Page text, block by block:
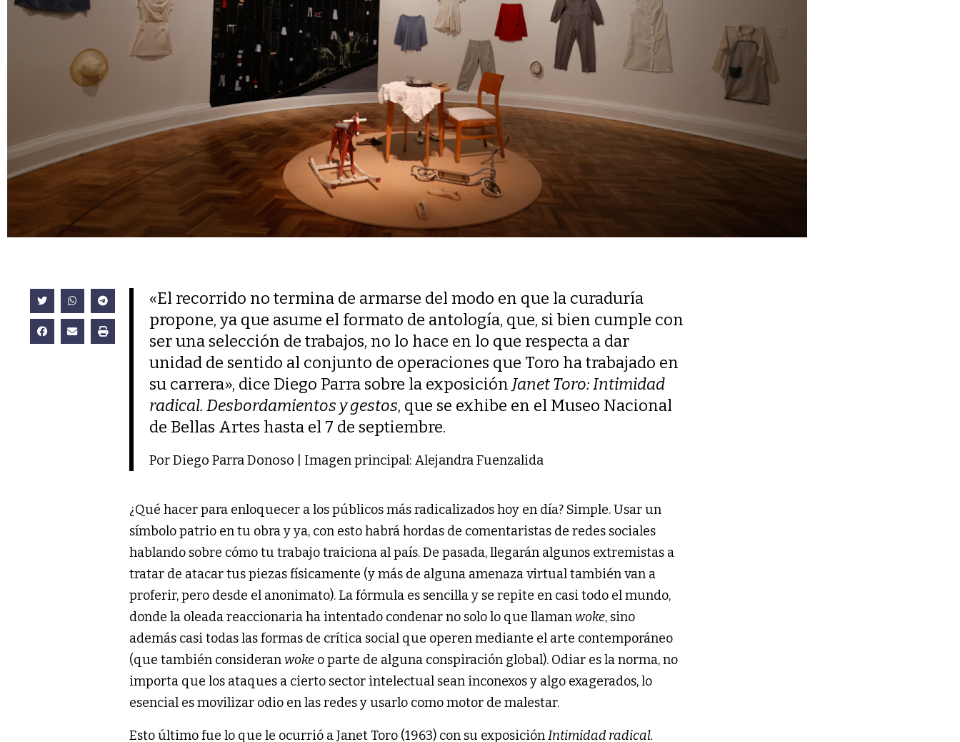
«El recorrido no termina de armarse del modo en que la curaduría
propone, ya que asume el formato de antología, que, si bien cumple con
ser una selección de trabajos, no lo hace en lo que respecta a dar
unidad de sentido al conjunto de operaciones que Toro ha trabajado en
su carrera», dice Diego Parra sobre la exposición Janet Toro: Intimidad
radical. Desbordamientos y gestos, que se exhibe en el Museo Nacional
de Bellas Artes hasta el 7 de septiembre.
Por Diego Parra Donoso | Imagen principal: Alejandra Fuenzalida
¿Qué hacer para enloquecer a los públicos más radicalizados hoy en día? Simple. Usar un
símbolo patrio en tu obra y ya, con esto habrá hordas de comentaristas de redes sociales
hablando sobre cómo tu trabajo traiciona al país. De pasada, llegarán algunos extremistas a
tratar de atacar tus piezas físicamente (y más de alguna amenaza virtual también van a
proferir, pero desde el anonimato). La fórmula es sencilla y se repite en casi todo el mundo,
donde la oleada reaccionaria ha intentado condenar no solo lo que llamanwoke, sino
además casi todas las formas de crítica social que operen mediante el arte contemporáneo
(que también consideranwoke o parte de alguna conspiración global). Odiar es la norma, no
importa que los ataques a cierto sector intelectual sean inconexos y algo exagerados, lo
esencial es movilizar odio en las redes y usarlo como motor de malestar.
Esto último fue lo que le ocurrió a Janet Toro (1963) con su exposiciónIntimidad radical.